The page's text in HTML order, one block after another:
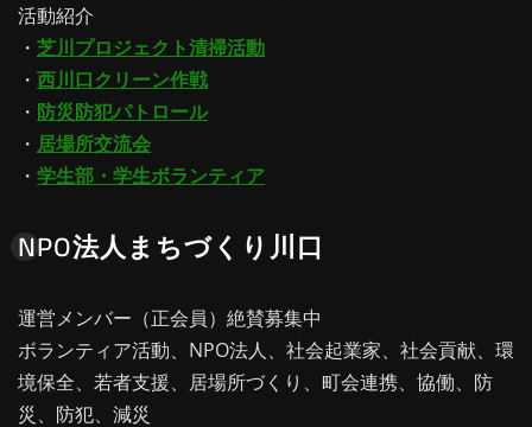
活動紹介
・ 芝川プロジェクト清掃活動
・ 西川口クリーン作戦
・ 防災防犯パトロール
・ 居場所交流会
・ 学生部・学生ボランティア
NPO法人まちづくり川口
運営メンバー（正会員）絶賛募集中
ボランティア活動、NPO法人、社会起業家、社会貢献、環
境保全、若者支援、居場所づくり、町会連携、協働、防
災、防犯、減災